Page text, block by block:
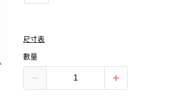
尺寸表
數量